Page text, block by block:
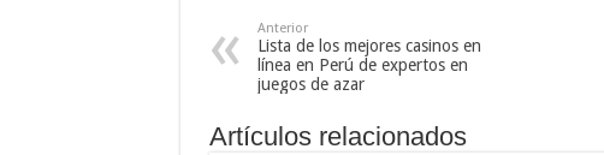
Anterior
Lista de los mejores casinos en
línea en Perú de expertos en
juegos de azar
Artículos relacionados